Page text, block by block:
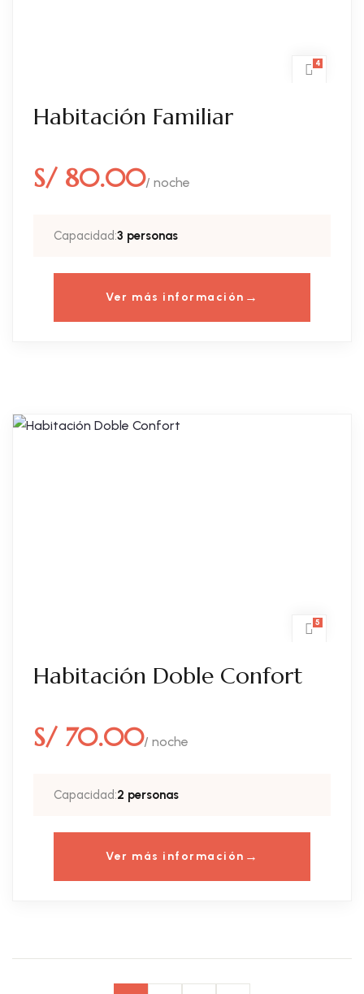
4
Habitación Familiar
S/ 80.00/ noche
Capacidad:3 personas
Ver más información
5
Habitación Doble Confort
S/ 70.00/ noche
Capacidad:2 personas
Ver más información